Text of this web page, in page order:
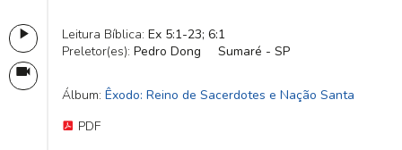
Leitura Bíblica: Ex 5:1-23; 6:1
Preletor(es): Pedro Dong Sumaré - SP
Álbum: Êxodo: Reino de Sacerdotes e Nação Santa
PDF